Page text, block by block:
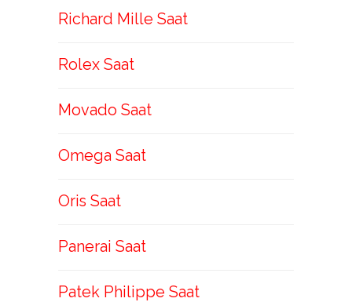
Richard Mille Saat
Rolex Saat
Movado Saat
Omega Saat
Oris Saat
Panerai Saat
Patek Philippe Saat